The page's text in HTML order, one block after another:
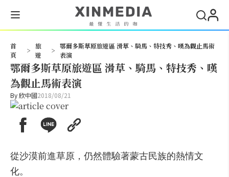
首
頁
>
旅
遊
>
鄂爾多斯草原旅遊區 滑草、騎馬、特技秀、嘆為觀止馬術
表演
鄂爾多斯草原旅遊區 滑草、騎馬、特技秀、嘆
為觀止馬術表演
By欣中國2018/08/21
從沙漠前進草原，仍然體驗著蒙古民族的熱情文
化。